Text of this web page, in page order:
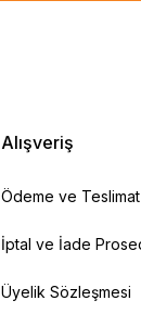
Alışveriş
Ödeme ve Teslimat
İptal ve İade
Üyelik Sözleşmesi